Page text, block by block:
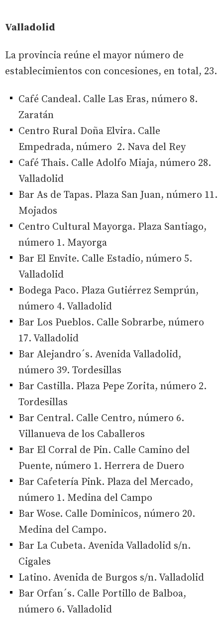
Valladolid
La provincia reúne el mayor número de
establecimientos con concesiones, en total, 23.
Café Candeal. Calle Las Eras, número 8.
Zaratán
Centro Rural Doña Elvira. Calle
Empedrada, número 2. Nava del Rey
Café Thais. Calle Adolfo Miaja, número 28.
Valladolid
Bar As de Tapas. Plaza San Juan, número 11.
Mojados
Centro Cultural Mayorga. Plaza Santiago,
número 1. Mayorga
Bar El Envite. Calle Estadio, número 5.
Valladolid
Bodega Paco. Plaza Gutiérrez Semprún,
número 4. Valladolid
Bar Los Pueblos. Calle Sobrarbe, número
17. Valladolid
Bar Alejandro´s. Avenida Valladolid,
número 39. Tordesillas
Bar Castilla. Plaza Pepe Zorita, número 2.
Tordesillas
Bar Central. Calle Centro, número 6.
Villanueva de los Caballeros
Bar El Corral de Pin. Calle Camino del
Puente, número 1. Herrera de Duero
Bar Cafetería Pink. Plaza del Mercado,
número 1. Medina del Campo
Bar Wose. Calle Dominicos, número 20.
Medina del Campo.
Bar La Cubeta. Avenida Valladolid s/n.
Cigales
Latino. Avenida de Burgos s/n. Valladolid
Bar Orfan´s. Calle Portillo de Balboa,
número 6. Valladolid